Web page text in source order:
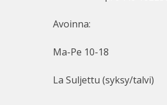
Avoinna:
Ma-Pe 10-18
La Suljettu (syksy/talvi)